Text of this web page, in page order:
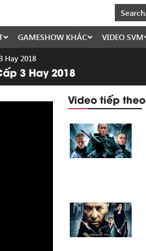
GAMESHOW KHÁC VIDEO SVM
Hay 2018
3 Hay 2018
Video tiếp theo